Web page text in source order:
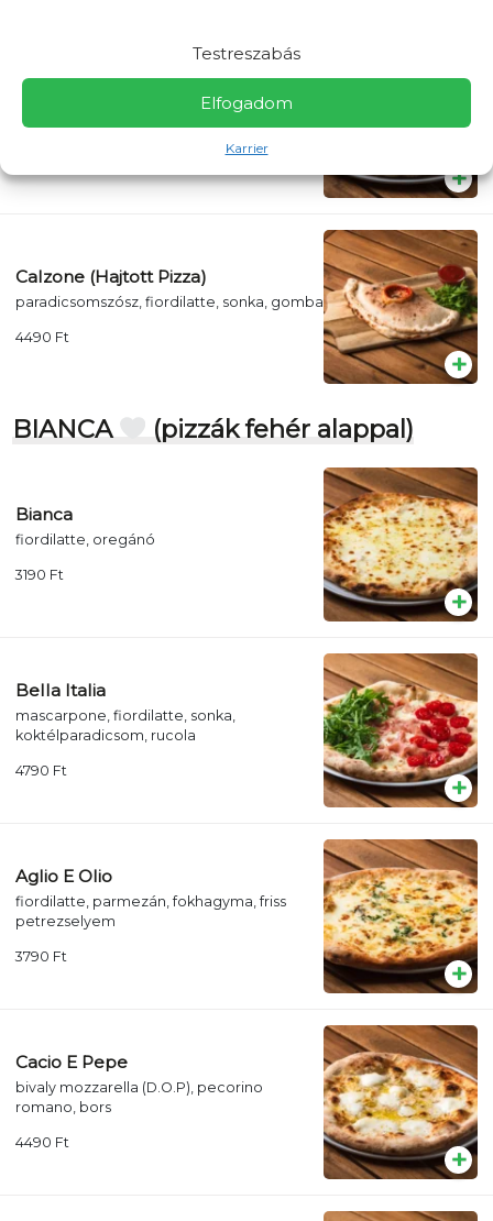
Elfogadom
Testreszabás
Karrier
Gamberi
paradicsomszósz, fiordilatte, garnéla rák,
friss petrezselyem, citrom
Calzone (Hajtott Pizza)
paradicsomszósz, fiordilatte, sonka, gomba
4490 Ft
BIANCA (pizzák fehér alappal)
Bianca
fiordilatte, oregánó
3190 Ft
Bella Italia
mascarpone, fiordilatte, sonka,
koktélparadicsom, rucola
4790 Ft
Aglio E Olio
fiordilatte, parmezán, fokhagyma, friss
petrezselyem
3790 Ft
Cacio E Pepe
bivaly mozzarella (D.O.P), pecorino
romano, bors
4490 Ft